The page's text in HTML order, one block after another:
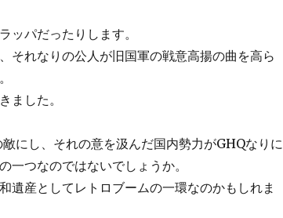
ッパだったりします。
それなりの公人が旧国軍の戦意高揚の曲を高ら
ました。
にし、それの意を汲んだ国内勢力がGHQなりに
一つなのではないでしょうか。
遺産としてレトロブームの一環なのかもしれま